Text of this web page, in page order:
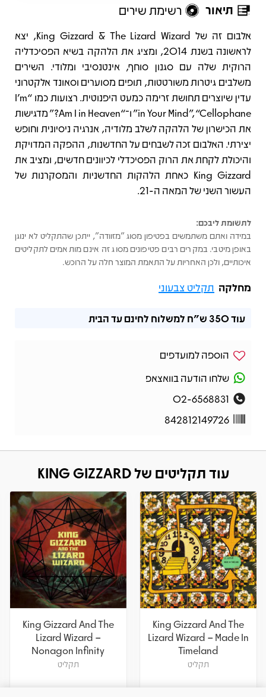
תיאור רשימת שירים
תיאור
אלבום זה של King Gizzard & The Lizard Wizard, יצא
לראשונה בשנת 2014, ומציג את הלהקה בשיא הפסיכדליה
הרוקית שלה עם סגנון סוחף, אינטנסיבי ומלודי. השירים
משלבים גיטרות משורטטות, תופים מסוערים וסאונד אלקטרוני
עדין שיוצרים תחושת זרימה כמעט היפנוטית. רצועות כמו “I’m
in Your Mind”, “Cellophane” ו־“Am I in Heaven?” מדגישות
את הכישרון של הלהקה לשלב מלודיה, אנרגיה ניסיונית וחופש
יצירתי. האלבום זכה לשבחים על החדשנות, ההפקה המדויקת
והיכולת לקחת את הרוק הפסיכדלי לכיוונים חדשים, ומציב את
King Gizzard כאחת הלהקות החדשניות והמסקרנות של
העשור השני של המאה ה‑21.
לתשומת ליבכם:
במידה ואתם משתמשים בפטיפון מסוג "מזוודה", ייתכן שהתקליט לא ינוגן
באופן מיטבי. במקרים רבים פטיפונים מסוג זה אינם מותאמים לתקליטים
איכותיים, ולכן האחריות על התאמת המוצר חלה על הרוכש.
מחלקה תקליט צבעוני
עוד350 ש"ח למשלוח לחינם עד הבית
הוספה למועדפים
שלחו הודעה בוואצאפ
02-6568831
842812149726
עוד תקליטים של KING GIZZARD
King Gizzard And The
Lizard Wizard – Made In
Timeland
תקליט
King Gizzard And The
Lizard Wizard –
Nonagon Infinity
תקליט